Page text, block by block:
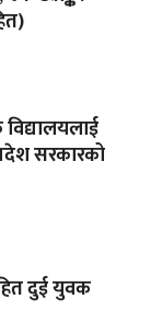
सरकारको
दुई युवक